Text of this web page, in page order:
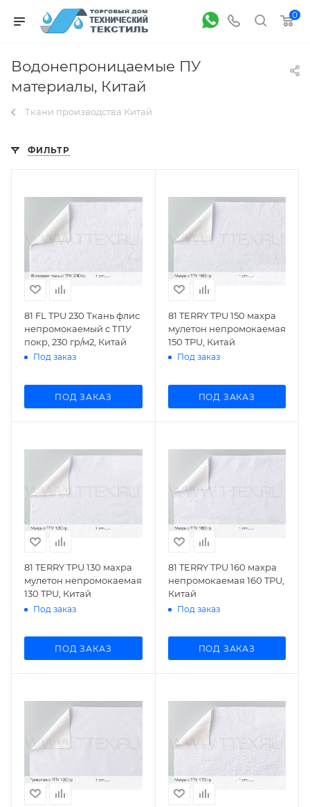
0
Водонепроницаемые ПУ
материалы, Китай
Ткани производства Китай
ФИЛЬТР
81 FL TPU 230 Ткань флис
непромокаемый с ТПУ
покр, 230 гр/м2, Китай
Под заказ
ПОД ЗАКАЗ
81 TERRY TPU 150 махра
мулетон непромокаемая
150 TPU, Китай
Под заказ
ПОД ЗАКАЗ
81 TERRY TPU 130 махра
мулетон непромокаемая
130 TPU, Китай
Под заказ
ПОД ЗАКАЗ
81 TERRY TPU 160 махра
непромокаемая 160 TPU,
Китай
Под заказ
ПОД ЗАКАЗ